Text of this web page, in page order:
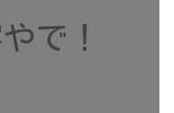
で！